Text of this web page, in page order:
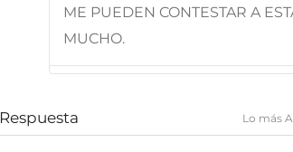
ME PUEDEN CONTESTAR A
MUCHO.
Respuesta Lo más